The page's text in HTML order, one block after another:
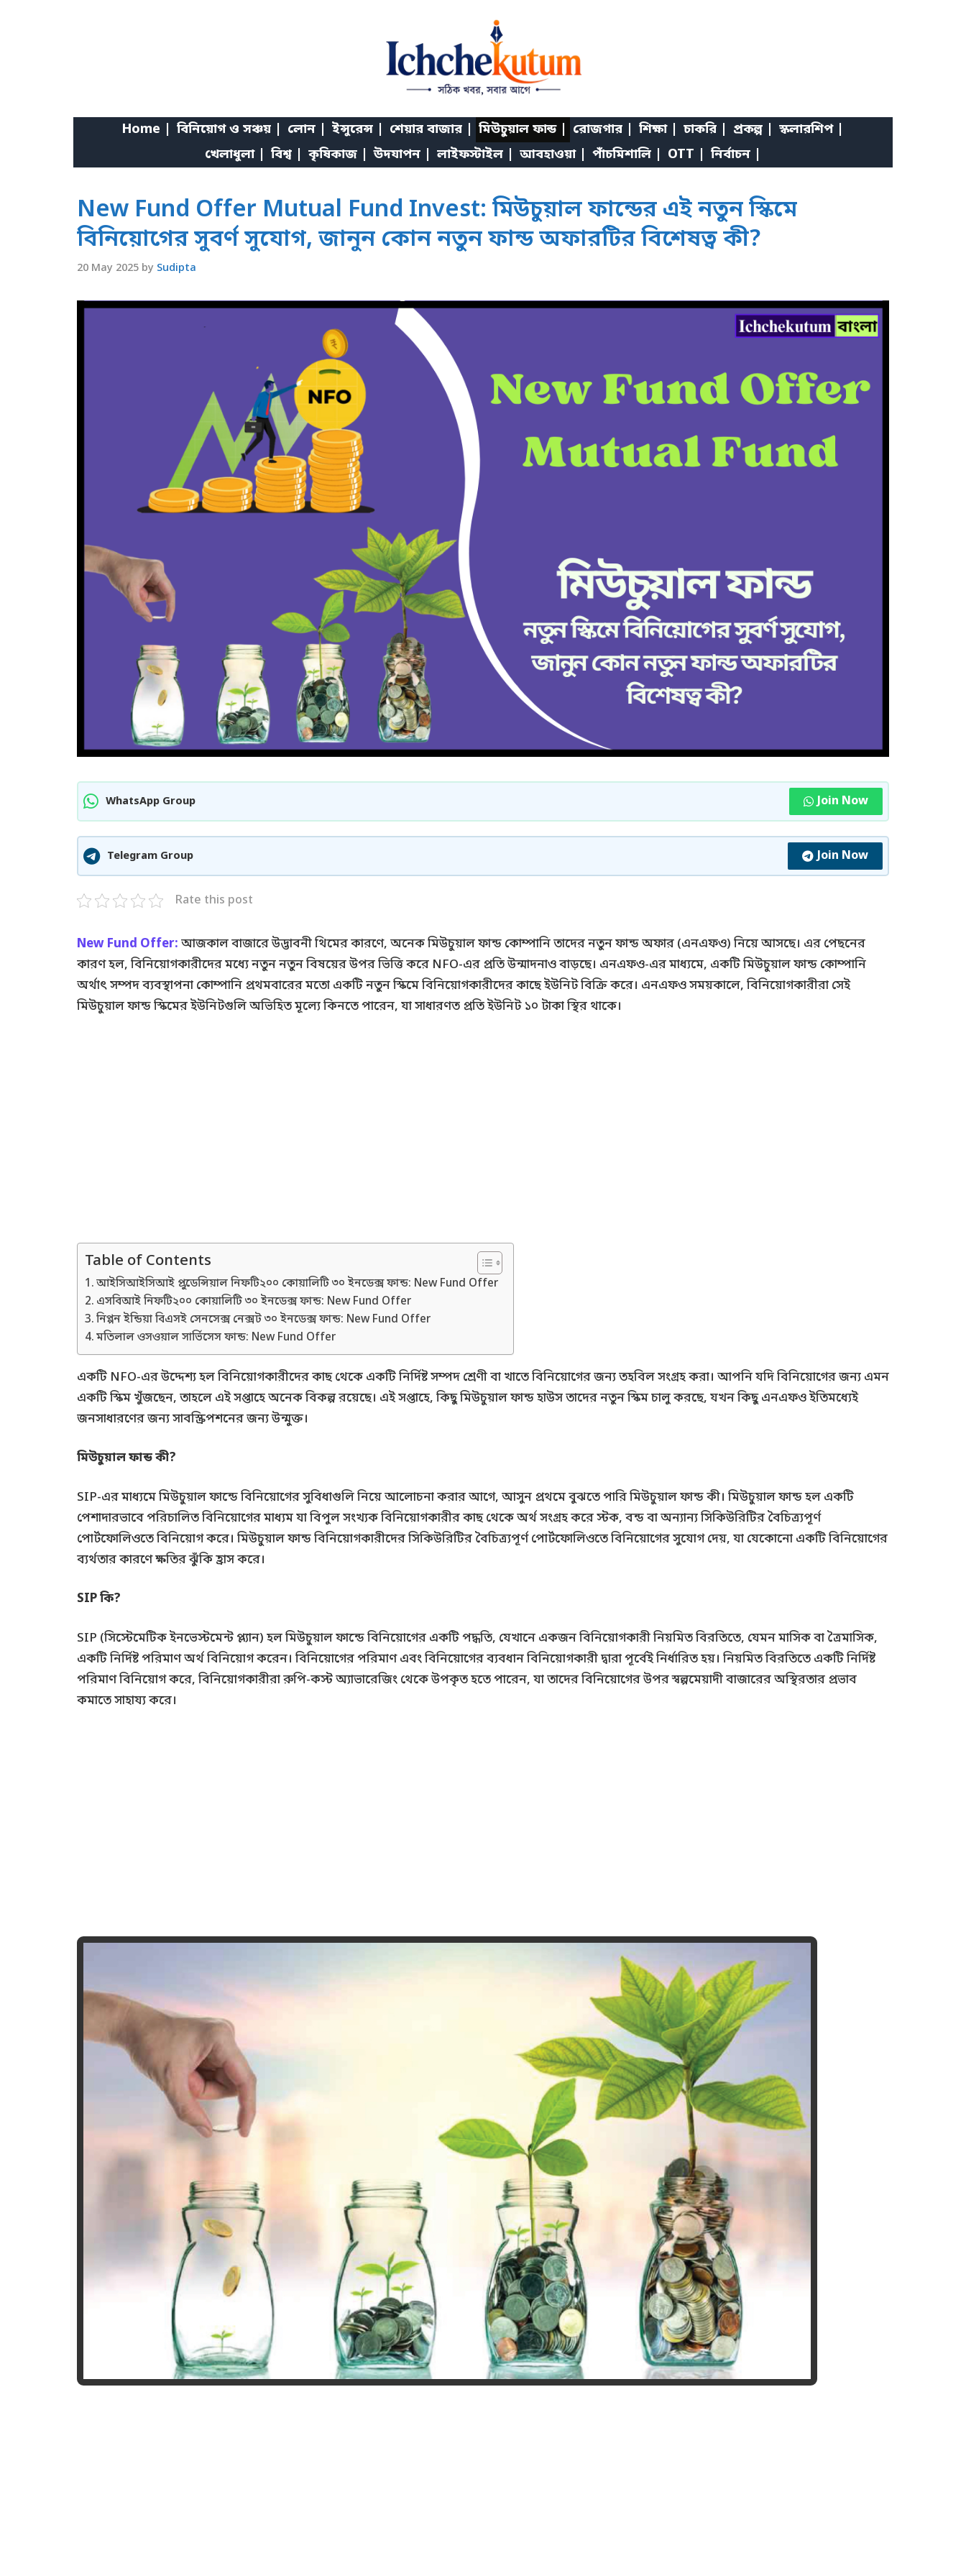
Home | বিনিয়োগ ও সঞ্চয় | লোন | ইন্সুরেন্স | শেয়ার বাজার | মিউচুয়াল ফান্ড | রোজগার | শিক্ষা | চাকরি | প্রকল্প |
স্কলারশিপ |
খেলাধুলা |
বিশ্ব | কৃষিকাজ | উদযাপন | লাইফস্টাইল | আবহাওয়া | পাঁচমিশালি | OTT | নির্বাচন |
New Fund Offer Mutual Fund Invest: মিউচুয়াল ফান্ডের এই নতুন স্কিমে
বিনিয়োগের সুবর্ণ সুযোগ, জানুন কোন নতুন ফান্ড অফারটির বিশেষত্ব কী?
20 May 2025 by Sudipta
WhatsApp Group Join Now
Telegram Group Join Now
Rate this post
New Fund Offer: আজকাল বাজারে উদ্ভাবনী থিমের কারণে, অনেক মিউচুয়াল ফান্ড কোম্পানি তাদের নতুন ফান্ড অফার (এনএফও) নিয়ে আসছে। এর পেছনের
কারণ হল, বিনিয়োগকারীদের মধ্যে নতুন নতুন বিষয়ের উপর ভিত্তি করে NFO-এর প্রতি উন্মাদনাও বাড়ছে। এনএফও-এর মাধ্যমে, একটি মিউচুয়াল ফান্ড কোম্পানি
অর্থাৎ সম্পদ ব্যবস্থাপনা কোম্পানি প্রথমবারের মতো একটি নতুন স্কিমে বিনিয়োগকারীদের কাছে ইউনিট বিক্রি করে। এনএফও সময়কালে, বিনিয়োগকারীরা সেই
মিউচুয়াল ফান্ড স্কিমের ইউনিটগুলি অভিহিত মূল্যে কিনতে পারেন, যা সাধারণত প্রতি ইউনিট ১০ টাকা স্থির থাকে।
Table of Contents
আইসিআইসিআই প্রুডেন্সিয়াল নিফটি২০০ কোয়ালিটি ৩০ ইনডেক্স ফান্ড: New Fund Offer
এসবিআই নিফটি২০০ কোয়ালিটি ৩০ ইনডেক্স ফান্ড: New Fund Offer
নিপ্পন ইন্ডিয়া বিএসই সেনসেক্স নেক্সট ৩০ ইনডেক্স ফান্ড: New Fund Offer
মতিলাল ওসওয়াল সার্ভিসেস ফান্ড: New Fund Offer
একটি NFO-এর উদ্দেশ্য হল বিনিয়োগকারীদের কাছ থেকে একটি নির্দিষ্ট সম্পদ শ্রেণী বা খাতে বিনিয়োগের জন্য তহবিল সংগ্রহ করা। আপনি যদি বিনিয়োগের জন্য এমন
একটি স্কিম খুঁজছেন, তাহলে এই সপ্তাহে অনেক বিকল্প রয়েছে। এই সপ্তাহে, কিছু মিউচুয়াল ফান্ড হাউস তাদের নতুন স্কিম চালু করছে, যখন কিছু এনএফও ইতিমধ্যেই
জনসাধারণের জন্য সাবস্ক্রিপশনের জন্য উন্মুক্ত।
মিউচুয়াল ফান্ড কী?
SIP-এর মাধ্যমে মিউচুয়াল ফান্ডে বিনিয়োগের সুবিধাগুলি নিয়ে আলোচনা করার আগে, আসুন প্রথমে বুঝতে পারি মিউচুয়াল ফান্ড কী। মিউচুয়াল ফান্ড হল একটি
পেশাদারভাবে পরিচালিত বিনিয়োগের মাধ্যম যা বিপুল সংখ্যক বিনিয়োগকারীর কাছ থেকে অর্থ সংগ্রহ করে স্টক, বন্ড বা অন্যান্য সিকিউরিটির বৈচিত্র্যপূর্ণ
পোর্টফোলিওতে বিনিয়োগ করে। মিউচুয়াল ফান্ড বিনিয়োগকারীদের সিকিউরিটির বৈচিত্র্যপূর্ণ পোর্টফোলিওতে বিনিয়োগের সুযোগ দেয়, যা যেকোনো একটি বিনিয়োগের
ব্যর্থতার কারণে ক্ষতির ঝুঁকি হ্রাস করে।
SIP কি?
SIP (সিস্টেমেটিক ইনভেস্টমেন্ট প্ল্যান) হল মিউচুয়াল ফান্ডে বিনিয়োগের একটি পদ্ধতি, যেখানে একজন বিনিয়োগকারী নিয়মিত বিরতিতে, যেমন মাসিক বা ত্রৈমাসিক,
একটি নির্দিষ্ট পরিমাণ অর্থ বিনিয়োগ করেন। বিনিয়োগের পরিমাণ এবং বিনিয়োগের ব্যবধান বিনিয়োগকারী দ্বারা পূর্বেই নির্ধারিত হয়। নিয়মিত বিরতিতে একটি নির্দিষ্ট
পরিমাণ বিনিয়োগ করে, বিনিয়োগকারীরা রুপি-কস্ট অ্যাভারেজিং থেকে উপকৃত হতে পারেন, যা তাদের বিনিয়োগের উপর স্বল্পমেয়াদী বাজারের অস্থিরতার প্রভাব
কমাতে সাহায্য করে।